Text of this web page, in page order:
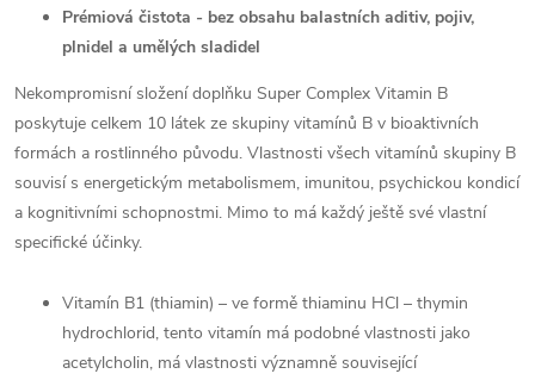
Prémiová čistota - bez obsahu balastních aditiv, pojiv,
plnidel a umělých sladidel
Nekompromisní složení doplňku Super Complex Vitamin B
poskytuje celkem 10 látek ze skupiny vitamínů B v bioaktivních
formách a rostlinného původu. Vlastnosti všech vitamínů skupiny B
souvisí s energetickým metabolismem, imunitou, psychickou kondicí
a kognitivními schopnostmi. Mimo to má každý ještě své vlastní
specifické účinky.
Vitamín B1 (thiamin) – ve formě thiaminu HCl – thymin
hydrochlorid, tento vitamín má podobné vlastnosti jako
acetylcholin, má vlastnosti významně související